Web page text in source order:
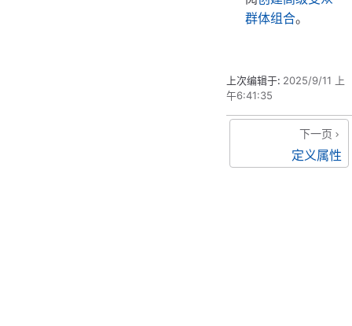
群体组合。
上次编辑于: 2025/9/11 上
午6:41:35
下一页
定义属性